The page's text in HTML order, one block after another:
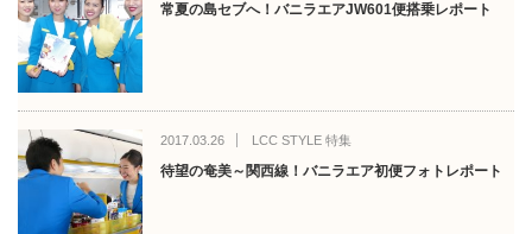
常夏の島セブへ！バニラエアJW601便搭乗レポート
2017.03.26 LCC STYLE 特集
待望の奄美～関西線！バニラエア初便フォトレポート